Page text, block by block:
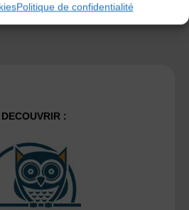
Politique de confidentialité
: